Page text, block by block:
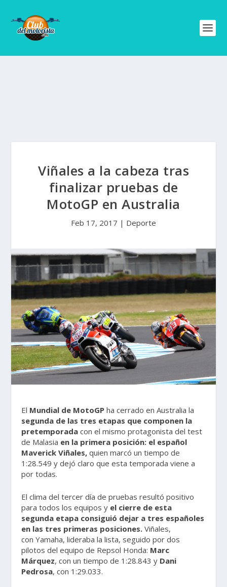
Viñales a la cabeza tras
finalizar pruebas de
MotoGP en Australia
Feb 17, 2017 | Deporte
El Mundial de MotoGP ha cerrado en Australia la
segunda de las tres etapas que componen la
pretemporada con el mismo protagonista del test
de Malasia en la primera posición: el español
Maverick Viñales, quien marcó un tiempo de
1:28.549 y dejó claro que esta temporada viene a
por todas.
El clima del tercer día de pruebas resultó positivo
para todos los equipos y el cierre de esta
segunda etapa consiguió dejar a tres españoles
en las tres primeras posiciones. Viñales,
con Yamaha, lideraba la lista, seguido por dos
pilotos del equipo de Repsol Honda: Marc
Márquez, con un tiempo de 1:28.843 y Dani
Pedrosa, con 1:29.033.